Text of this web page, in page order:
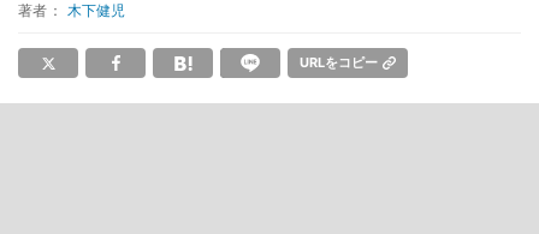
著者： 木下健児
URLをコピー